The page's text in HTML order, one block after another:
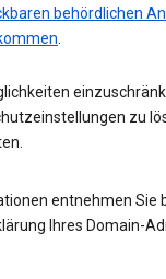
behördlichen
.
zu
entnehmen Sie
Ihres Domain-